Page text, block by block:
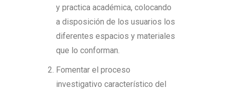
y practica académica, colocando
a disposición de los usuarios los
diferentes espacios y materiales
que lo conforman.
Fomentar el proceso
investigativo característico del